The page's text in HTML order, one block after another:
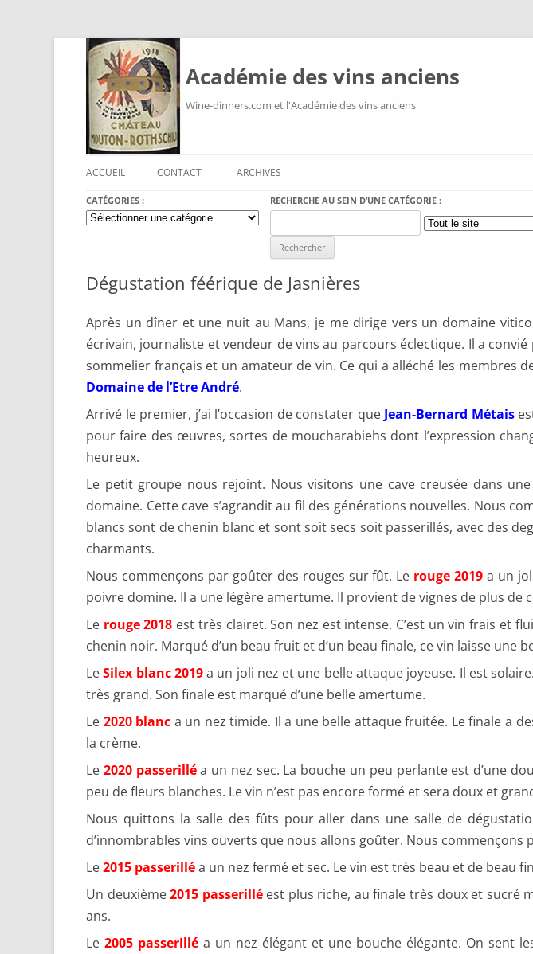
Académie des vins anciens
Wine-dinners.com et l'Académie des vins anciens
ACCUEIL CONTACT ARCHIVES
CATÉGORIES :
Catégories
:
RECHERCHE AU SEIN D’UNE CATÉGORIE :
for:
Dégustation féérique de Jasnières
Après un dîner et une nuit au Mans, je me dirige vers un domaine
écrivain, journaliste et vendeur de vins au parcours éclectique. Il a
sommelier français et un amateur de vin. Ce qui a alléché les membres
Domaine de l’Etre André.
Arrivé le premier, j’ai l’occasion de constater que Jean-Bernard Métais
pour faire des œuvres, sortes de moucharabiehs dont l’expression
heureux.
Le petit groupe nous rejoint. Nous visitons une cave creusée dans
domaine. Cette cave s’agrandit au fil des générations nouvelles. Nous
blancs sont de chenin blanc et sont soit secs soit passerillés, avec des
charmants.
Nous commençons par goûter des rouges sur fût. Le rouge 2019 a un
poivre domine. Il a une légère amertume. Il provient de vignes de plus de
Le rouge 2018 est très clairet. Son nez est intense. C’est un vin frais et
chenin noir. Marqué d’un beau fruit et d’un beau finale, ce vin laisse une
LeSilex blanc 2019a un joli nez et une belle attaque joyeuse. Il est
très grand. Son finale est marqué d’une belle amertume.
Le 2020 blanc a un nez timide. Il a une belle attaque fruitée. Le finale a
la crème.
Le 2020 passerilléa un nez sec. La bouche un peu perlante est d’une
peu de fleurs blanches. Le vin n’est pas encore formé et sera doux et
Nous quittons la salle des fûts pour aller dans une salle de
d’innombrables vins ouverts que nous allons goûter. Nous commençons
Le2015 passerilléa un nez fermé et sec. Le vin est très beau et de beau
Un deuxième2015 passerilléest plus riche, au finale très doux et sucré
ans.
Le 2005 passerilléa un nez élégant et une bouche élégante. On sent